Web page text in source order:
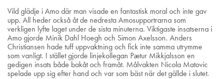
Vild glädje i Amo där man visade en fantastisk moral och inte gav
upp. All heder också åt de nedresta Amosupportrarna som
verkligen lyfte laget under de sista minuterna. Viktigaste insatserna i
Amo gjorde Minik Dahl Hoegh och Simon Axelsson. Anders
Christiansen hade tuff uppvaktning och fick inte samma utrymme
som vanligt. I stället gjorde linjekollegan Pætur Mikkjalsson en
gedigen insats både bakåt och framåt. Målvakten Nicola Matovic
spelade upp sig efter hand och var som bäst när det gällde i slutet.